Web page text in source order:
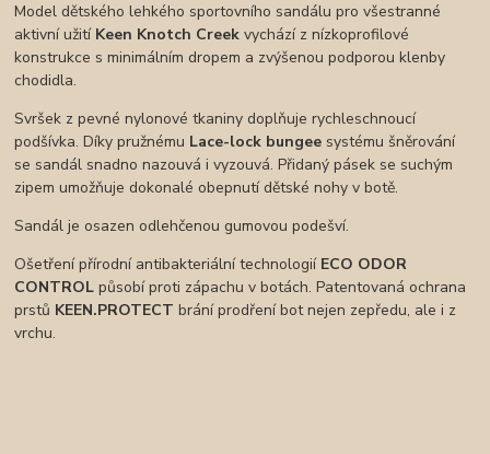
Model dětského lehkého sportovního sandálu pro všestranné
aktivní užití Keen Knotch Creek vychází z nízkoprofilové
konstrukce s minimálním dropem a zvýšenou podporou klenby
chodidla.
Svršek z pevné nylonové tkaniny doplňuje rychleschnoucí
podšívka. Díky pružnému Lace-lock bungee systému šněrování
se sandál snadno nazouvá i vyzouvá. Přidaný pásek se suchým
zipem umožňuje dokonalé obepnutí dětské nohy v botě.
Sandál je osazen odlehčenou gumovou podešví.
Ošetření přírodní antibakteriální technologií ECO ODOR
CONTROL působí proti zápachu v botách. Patentovaná ochrana
prstů KEEN.PROTECT brání prodření bot nejen zepředu, ale i z
vrchu.